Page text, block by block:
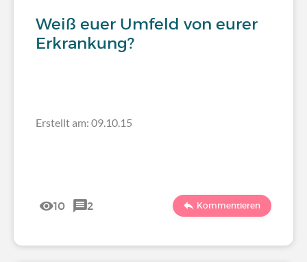
Weiß euer Umfeld von eurer
Erkrankung?
Erstellt am: 09.10.15
10 2 Kommentieren